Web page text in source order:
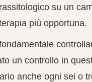
su un
più opportuna.
un controllo in
anche ogni sei o